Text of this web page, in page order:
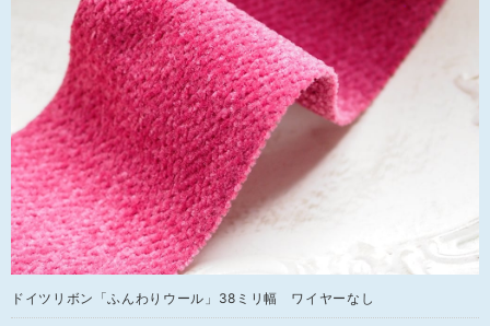
ドイツリボン「ふんわりウール」38ミリ幅 ワイヤーなし